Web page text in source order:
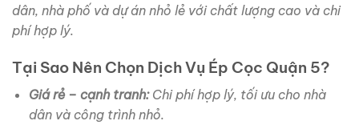
dân, nhà phố và dự án nhỏ lẻ với chất lượng cao và chi
phí hợp lý.
Tại Sao Nên Chọn Dịch Vụ Ép Cọc Quận 5?
Giá rẻ – cạnh tranh:Chi phí hợp lý, tối ưu cho nhà
dân và công trình nhỏ.